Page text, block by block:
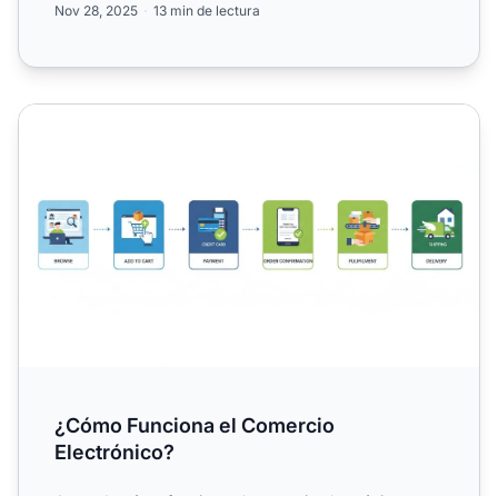
Nov 28, 2025 13 min de lectura
¿Cómo Funciona el Comercio Electrónico?
¿Cómo Funciona el Comercio
Electrónico?